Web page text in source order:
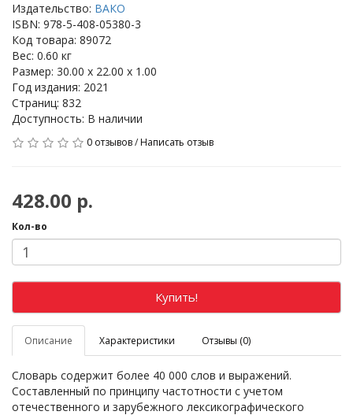
Издательство: ВАКО
ISBN: 978-5-408-05380-3
Код товара: 89072
Вес: 0.60 кг
Размер: 30.00 x 22.00 x 1.00
Год издания: 2021
Страниц: 832
Доступность: В наличии
0 отзывов/Написать отзыв
428.00 р.
Кол-во
Купить!
Описание Характеристики Отзывы (0)
Словарь содержит более 40 000 слов и выражений.
Составленный по принципу частотности с учетом
отечественного и зарубежного лексикографического